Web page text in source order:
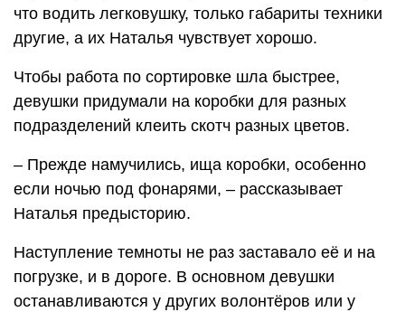
что водить легковушку, только габариты техники
другие, а их Наталья чувствует хорошо.
Чтобы работа по сортировке шла быстрее,
девушки придумали на коробки для разных
подразделений клеить скотч разных цветов.
– Прежде намучились, ища коробки, особенно
если ночью под фонарями, – рассказывает
Наталья предысторию.
Наступление темноты не раз заставало её и на
погрузке, и в дороге. В основном девушки
останавливаются у других волонтёров или у